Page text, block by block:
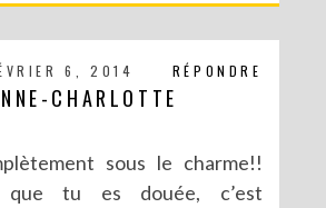
RÉPONDRE
6, 2014
CHARLOTTE
sous le charme!!
que tu es douée, c’est